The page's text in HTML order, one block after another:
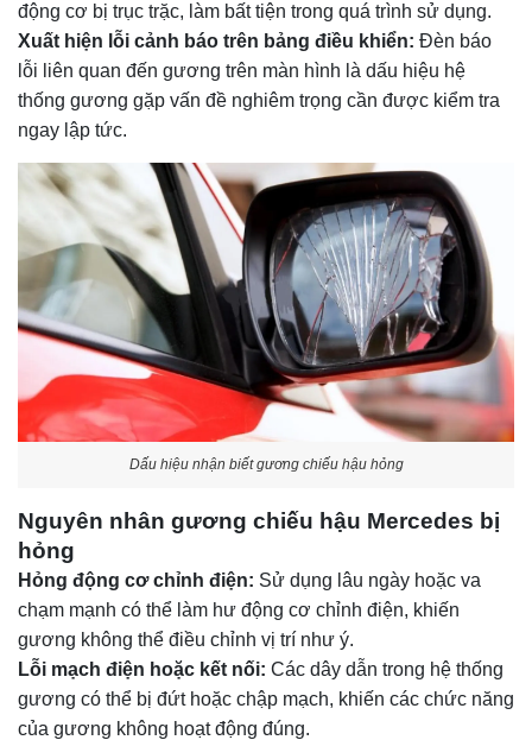
động cơ bị trục trặc, làm bất tiện trong quá trình sử dụng.
Xuất hiện lỗi cảnh báo trên bảng điều khiển: Đèn báo
lỗi liên quan đến gương trên màn hình là dấu hiệu hệ
thống gương gặp vấn đề nghiêm trọng cần được kiểm tra
ngay lập tức.
Dấu hiệu nhận biết gương chiếu hậu hỏng
Nguyên nhân gương chiếu hậu Mercedes bị
hỏng
Hỏng động cơ chỉnh điện: Sử dụng lâu ngày hoặc va
chạm mạnh có thể làm hư động cơ chỉnh điện, khiến
gương không thể điều chỉnh vị trí như ý.
Lỗi mạch điện hoặc kết nối: Các dây dẫn trong hệ thống
gương có thể bị đứt hoặc chập mạch, khiến các chức năng
của gương không hoạt động đúng.